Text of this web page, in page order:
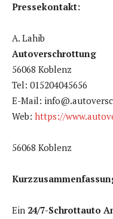
Pressekontakt:
A. Lahib
Autoverschrottung
56068 Koblenz
Tel: 015204045656
E-Mail:
Web: https://
56068 Koblenz
Ein 24/7-Schrottauto